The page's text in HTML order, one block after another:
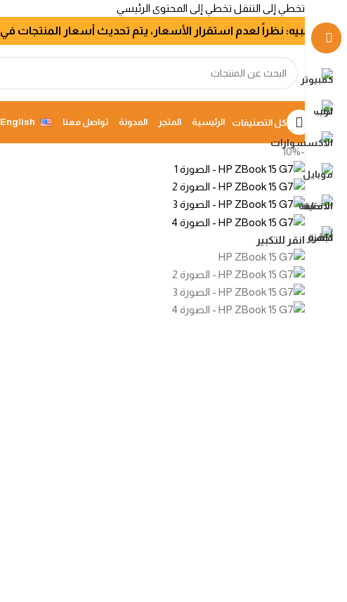
تخطي إلى التنقل تخطي إلى المحتوى الرئيسي
تنبيه: نظراً لعدم استقرار الأسعار، يتم تحديث أسعار المنتجات في ICT-STORE يومياً.
كل التصنيفات الرئيسية المتجر المدونة تواصل معنا English
-10%
انقر للتكبير